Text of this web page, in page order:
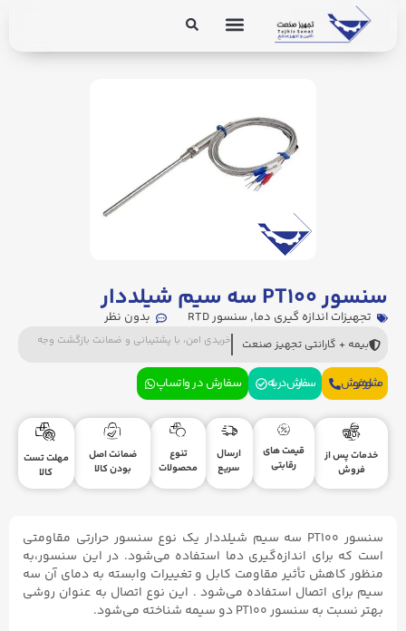
سنسور PT۱۰۰ سه سیم شیلددار
تجهیزات اندازه گیری دما, سنسور RTD بدون نظر
بیمه + گارانتی تجهیز صنعت خریدی امن، با پشتیبانی و ضمانت بازگشت وجه
مشاوره فروش سفارش در بله سفارش در واتساپ
خدمات پس از
فروش
قیمت های
رقابتی
ارسال
سریع
تنوع
محصولات
ضمانت اصل
بودن کالا
مهلت تست
کالا
سنسور PT100 سه سیم شیلددار یک نوع سنسور حرارتی مقاومتی
است که برای اندازه‌گیری دما استفاده می‌شود. در این سنسور،به
منظور کاهش تأثیر مقاومت کابل و تغییرات وابسته به دمای آن سه
سیم برای اتصال استفاده می‌شود . این نوع اتصال به عنوان روشی
بهتر نسبت به سنسور PT100 دو سیمه شناخته می‌شود.